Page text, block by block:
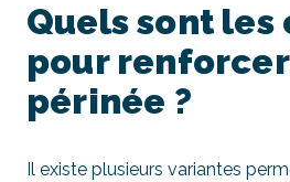
Quels sont les
pour
périnée ?
Il existe plusieurs variantes